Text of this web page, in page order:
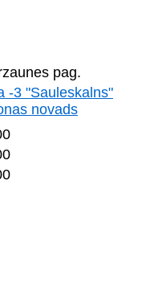
pag.
-3 "Sauleskalns"
novads